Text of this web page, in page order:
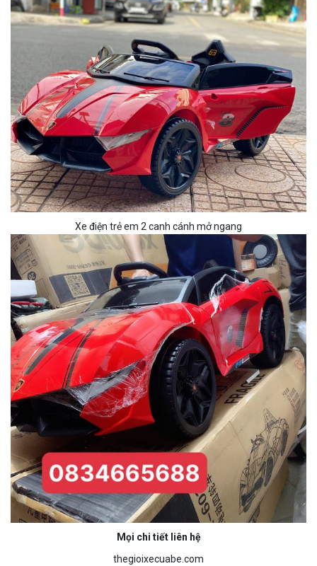
Xe điện trẻ em 2 canh cánh mở ngang
Mọi chi tiết liên hệ
thegioixecuabe.com